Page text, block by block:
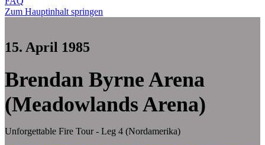
Zum Hauptinhalt springen
15. April 1985
Brendan Byrne Arena
(Meadowlands Arena)
Unforgettable Fire Tour - Leg 4 (Nordamerika)